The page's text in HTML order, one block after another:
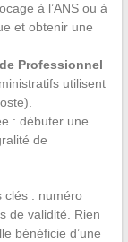
à l’ANS ou à
et obtenir une
Professionnel
utilisent
: débuter une
de
clés : numéro
de validité. Rien
bénéficie d’une